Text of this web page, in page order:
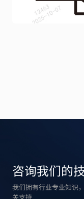
咨询我们的
我们拥有行业专业知识
关支持